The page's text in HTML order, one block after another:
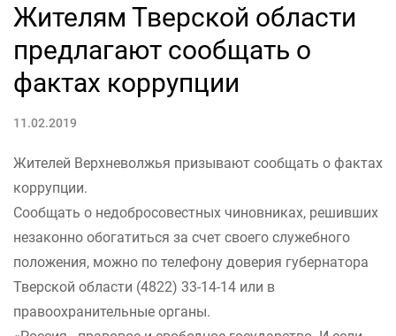
Жителям Тверской области
предлагают сообщать о
фактах коррупции
11.02.2019
Жителей Верхневолжья призывают сообщать о фактах
коррупции.
Сообщать о недобросовестных чиновниках, решивших
незаконно обогатиться за счет своего служебного
положения, можно по телефону доверия губернатора
Тверской области (4822) 33-14-14 или в
правоохранительные органы.